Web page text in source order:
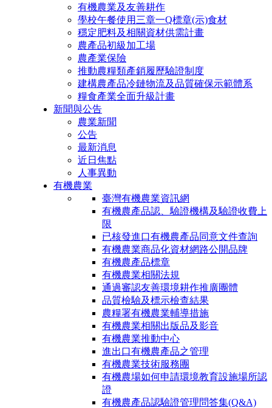
有機農業及友善耕作
學校午餐使用三章一Q標章(示)食材
穩定肥料及相關資材供需計畫
農產品初級加工場
農產業保險
推動農糧類產銷履歷驗證制度
建構農產品冷鏈物流及品質確保示範體系
糧食產業全面升級計畫
新聞與公告
農業新聞
公告
最新消息
近日焦點
人事異動
有機農業
臺灣有機農業資訊網
有機農產品認、驗證機構及驗證收費上
限
已核發進口有機農產品同意文件查詢
有機農業商品化資材網路公開品牌
有機農產品標章
有機農業相關法規
通過審認友善環境耕作推廣團體
品質檢驗及標示檢查結果
農糧署有機農業輔導措施
有機農業相關出版品及影音
有機農業推動中心
進出口有機農產品之管理
有機農業技術服務團
有機農場如何申請環境教育設施場所認
證
有機農產品認驗證管理問答集(Q&A)